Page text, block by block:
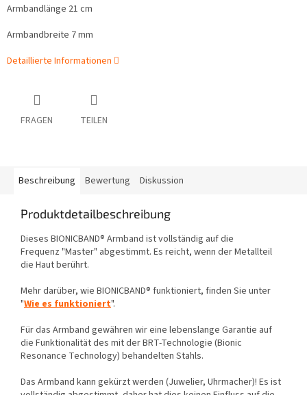
Armbandlänge 21 cm
Armbandbreite 7 mm
Detaillierte Informationen
FRAGEN TEILEN
Beschreibung Bewertung Diskussion
Produktdetailbeschreibung
Dieses BIONICBAND® Armband ist vollständig auf die
Frequenz "Master" abgestimmt. Es reicht, wenn der Metallteil
die Haut berührt.
Mehr darüber, wie BIONICBAND® funktioniert, finden Sie unter
"Wie es funktioniert".
Für das Armband gewähren wir eine lebenslange Garantie auf
die Funktionalität des mit der BRT-Technologie (Bionic
Resonance Technology) behandelten Stahls.
Das Armband kann gekürzt werden (Juwelier, Uhrmacher)! Es ist